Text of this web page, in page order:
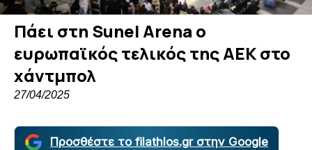
Πάει στη Sunel Arena ο
ευρωπαϊκός τελικός της ΑΕΚ στο
χάντμπολ
27/04/2025
Προσθέστε το filathlos.gr στην Google